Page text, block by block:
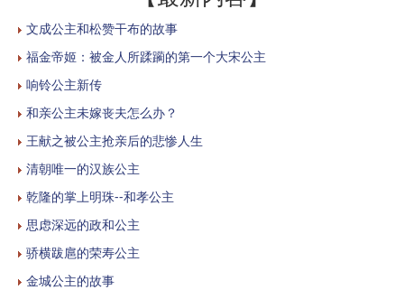
文成公主和松赞干布的故事
福金帝姬：被金人所蹂躏的第一个大宋公主
响铃公主新传
和亲公主未嫁丧夫怎么办？
王献之被公主抢亲后的悲惨人生
清朝唯一的汉族公主
乾隆的掌上明珠--和孝公主
思虑深远的政和公主
骄横跋扈的荣寿公主
金城公主的故事